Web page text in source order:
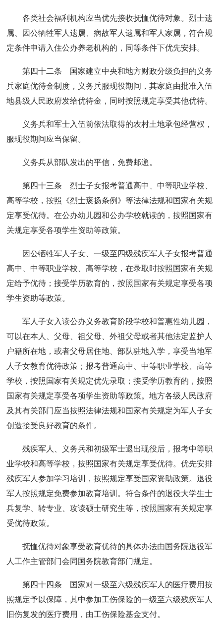
各类社会福利机构应当优先接收抚恤优待对象。烈士遗
属、因公牺牲军人遗属、病故军人遗属和军人家属，符合规
定条件申请入住公办养老机构的，同等条件下优先安排。
第四十二条 国家建立中央和地方财政分级负担的义务
兵家庭优待金制度，义务兵服现役期间，其家庭由批准入伍
地县级人民政府发给优待金，同时按照规定享受其他优待。
义务兵和军士入伍前依法取得的农村土地承包经营权，
服现役期间应当保留。
义务兵从部队发出的平信，免费邮递。
第四十三条 烈士子女报考普通高中、中等职业学校、
高等学校，按照《烈士褒扬条例》等法律法规和国家有关规
定享受优待。在公办幼儿园和公办学校就读的，按照国家有
关规定享受各项学生资助等政策。
因公牺牲军人子女、一级至四级残疾军人子女报考普通
高中、中等职业学校、高等学校，在录取时按照国家有关规
定给予优待；接受学历教育的，按照国家有关规定享受各项
学生资助等政策。
军人子女入读公办义务教育阶段学校和普惠性幼儿园，
可以在本人、父母、祖父母、外祖父母或者其他法定监护人
户籍所在地，或者父母居住地、部队驻地入学，享受当地军
人子女教育优待政策；报考普通高中、中等职业学校、高等
学校，按照国家有关规定优先录取；接受学历教育的，按照
国家有关规定享受各项学生资助等政策。地方各级人民政府
及其有关部门应当按照法律法规和国家有关规定为军人子女
创造接受良好教育的条件。
残疾军人、义务兵和初级军士退出现役后，报考中等职
业学校和高等学校，按照国家有关规定享受优待。优先安排
残疾军人参加学习培训，按照规定享受国家资助政策。退役
军人按照规定免费参加教育培训。符合条件的退役大学生士
兵复学、转专业、攻读硕士研究生等，按照国家有关规定享
受优待政策。
抚恤优待对象享受教育优待的具体办法由国务院退役军
人工作主管部门会同国务院教育部门规定。
第四十四条 国家对一级至六级残疾军人的医疗费用按
照规定予以保障，其中参加工伤保险的一级至六级残疾军人
旧伤复发的医疗费用，由工伤保险基金支付。